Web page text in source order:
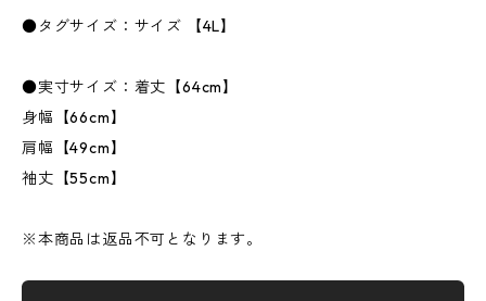
●タグサイズ：サイズ 【4L】
●実寸サイズ：着丈【64cm】
身幅【66cm】
肩幅【49cm】
袖丈【55cm】
※本商品は返品不可となります。